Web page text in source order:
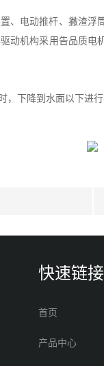
、电动推杆、撇渣
动机构采用告品质
下降到水面以下进
快速链接
首页
产品中心